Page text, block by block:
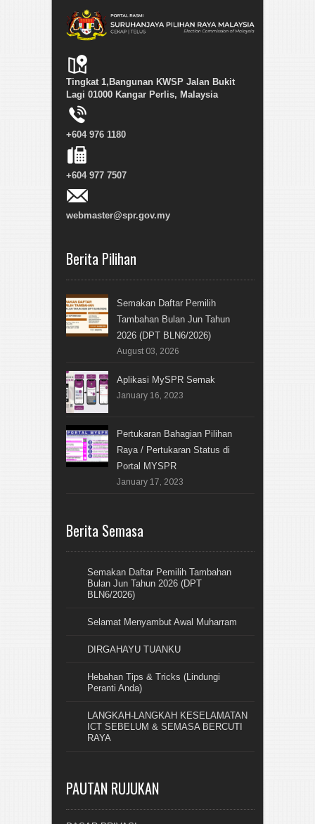
Tingkat 1,Bangunan KWSP Jalan Bukit
Lagi 01000 Kangar Perlis, Malaysia
+604 976 1180
+604 977 7507
webmaster@spr.gov.my
Berita Pilihan
Semakan Daftar Pemilih
Tambahan Bulan Jun Tahun
2026 (DPT BLN6/2026)
August 03, 2026
Aplikasi MySPR Semak
January 16, 2023
Pertukaran Bahagian Pilihan
Raya / Pertukaran Status di
Portal MYSPR
January 17, 2023
Berita Semasa
Semakan Daftar Pemilih Tambahan
Bulan Jun Tahun 2026 (DPT
BLN6/2026)
Selamat Menyambut Awal Muharram
DIRGAHAYU TUANKU
Hebahan Tips & Tricks (Lindungi
Peranti Anda)
LANGKAH-LANGKAH KESELAMATAN
ICT SEBELUM & SEMASA BERCUTI
RAYA
PAUTAN RUJUKAN